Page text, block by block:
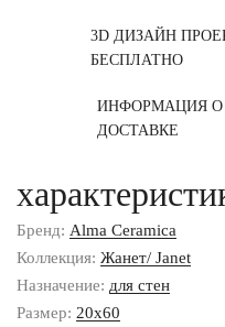
3D ДИЗАЙН
БЕСПЛАТНО
ИНФОРМАЦИЯ О
ДОСТАВКЕ
Бренд: Alma Ceramica
Коллекция: Жанет/ Janet
Назначение: для стен
Размер: 20x60